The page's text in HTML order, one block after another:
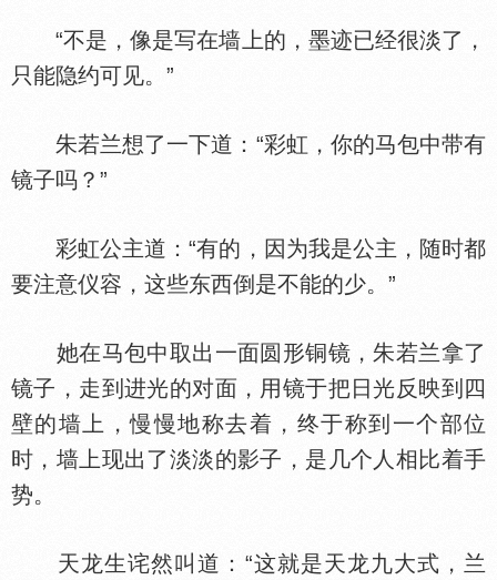
“不是，像是写在墙上的，墨迹已经很淡了，
只能隐约可见。”
朱若兰想了一下道：“彩虹，你的马包中带有
镜子吗？”
彩虹公主道：“有的，因为我是公主，随时都
要注意仪容，这些东西倒是不能的少。”
她在马包中取出一面圆形铜镜，朱若兰拿了
镜子，走到进光的对面，用镜于把日光反映到四
壁的墙上，慢慢地称去着，终于称到一个部位
时，墙上现出了淡淡的影子，是几个人相比着手
势。
天龙生诧然叫道：“这就是天龙九大式，兰